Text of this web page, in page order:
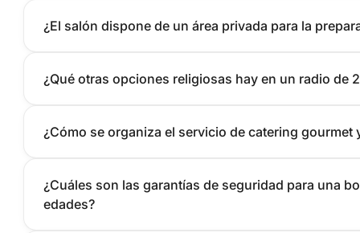
¿El salón dispone de un área privada para la
¿Qué otras opciones religiosas hay en un radio de
¿Cómo se organiza el servicio de catering gourmet
¿Cuáles son las garantías de seguridad para una
edades?